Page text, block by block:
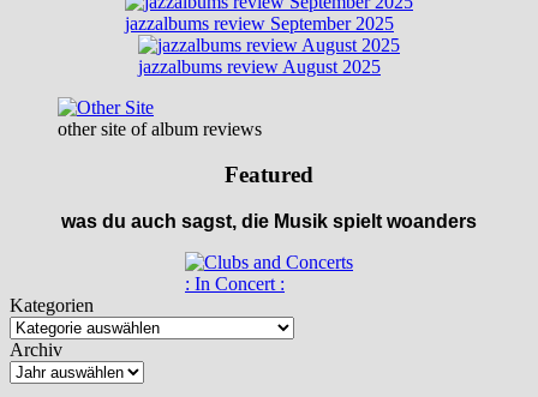
jazzalbums review September 2025
jazzalbums review August 2025
other site of album reviews
Featured
was du auch sagst, die Musik spielt woanders
: In Concert :
Kategorien
Archiv